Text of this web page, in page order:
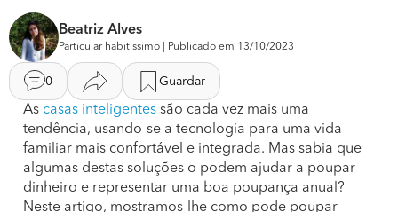
Beatriz Alves
Particular habitissimo | Publicado em 13/10/2023
0 Guardar
As casas inteligentes são cada vez mais uma
tendência, usando-se a tecnologia para uma vida
familiar mais confortável e integrada. Mas sabia que
algumas destas soluções o podem ajudar a poupar
dinheiro e representar uma boa poupança anual?
Neste artigo, mostramos-lhe como pode poupar